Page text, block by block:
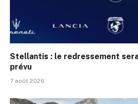
Stellantis : le redressement
prévu
7 août 2026